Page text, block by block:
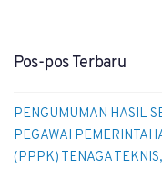
Pos-pos Terbaru
PENGUMUMAN HASIL
PEGAWAI
(PPPK) TENAGA